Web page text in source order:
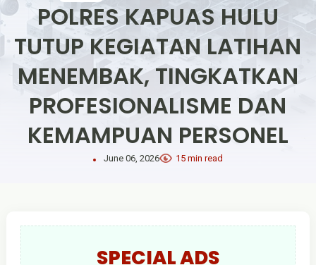
POLRES KAPUAS HULU
TUTUP KEGIATAN LATIHAN
MENEMBAK, TINGKATKAN
PROFESIONALISME DAN
KEMAMPUAN PERSONEL
June 06, 2026 15 min read
SPECIAL ADS